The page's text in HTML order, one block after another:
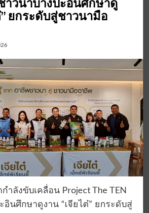
” ยกระดับสู่ชาวนามือ
ำลังขับเคลื่อน Project The TEN
อินศึกษาดูงาน “เจียไต๋” ยกระดับสู่